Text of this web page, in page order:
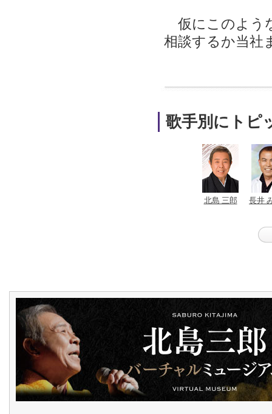
仮にこのよう
相談するか当社
歌手別にトピ
北島 三郎 長井